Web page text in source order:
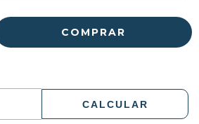
CALCULAR